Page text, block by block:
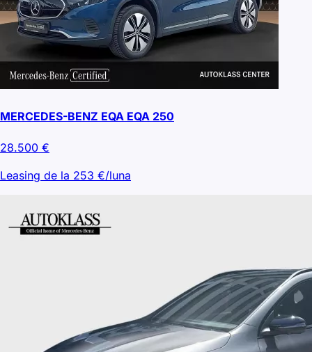
MERCEDES-BENZ EQA EQA 250
28.500 €
Leasing de la 253 €/luna